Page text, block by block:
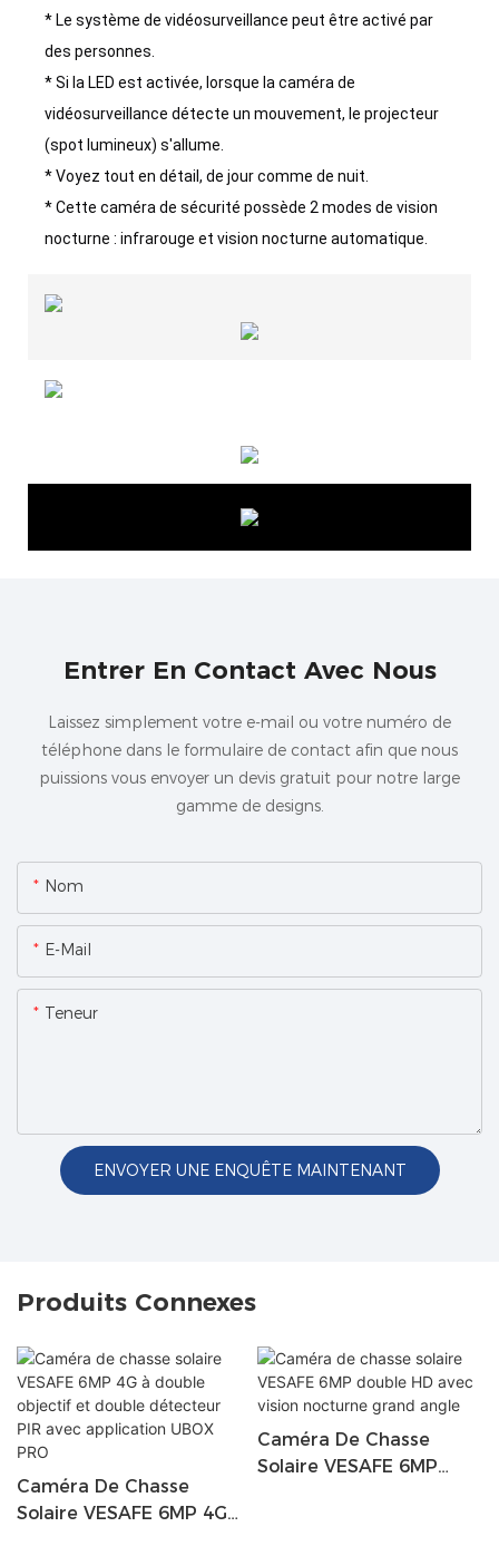
* Le système de vidéosurveillance peut être activé par
des personnes.
* Si la LED est activée, lorsque la caméra de
vidéosurveillance détecte un mouvement, le projecteur
(spot lumineux) s'allume.
* Voyez tout en détail, de jour comme de nuit.
* Cette caméra de sécurité possède 2 modes de vision
nocturne : infrarouge et vision nocturne automatique.
Entrer En Contact Avec Nous
Laissez simplement votre e-mail ou votre numéro de
téléphone dans le formulaire de contact afin que nous
puissions vous envoyer un devis gratuit pour notre large
gamme de designs.
Nom
E-Mail
Teneur
ENVOYER UNE ENQUÊTE MAINTENANT
Produits Connexes
Caméra De Chasse
Solaire VESAFE 6MP 4G
Caméra De Chasse
Solaire VESAFE 6MP